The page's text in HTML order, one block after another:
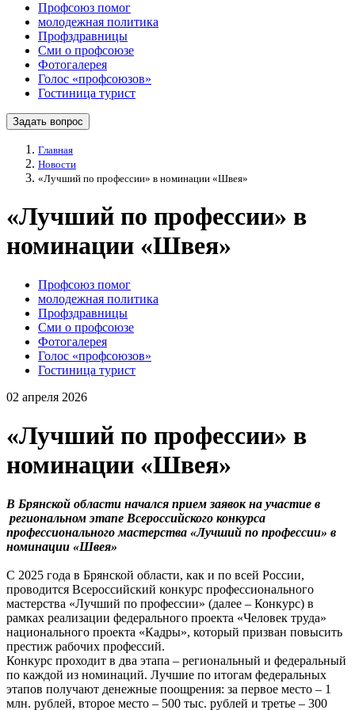
Профсоюз помог
молодежная политика
Профздравницы
Сми о профсоюзе
Фотогалерея
Голос «профсоюзов»
Гостиница турист
Задать вопрос
Главная
Новости
«Лучший по профессии» в номинации «Швея»
«Лучший по профессии» в
номинации «Швея»
Профсоюз помог
молодежная политика
Профздравницы
Сми о профсоюзе
Фотогалерея
Голос «профсоюзов»
Гостиница турист
02 апреля 2026
«Лучший по профессии» в
номинации «Швея»
В Брянской области начался прием заявок на участие в
региональном этапе Всероссийского конкурса
профессионального мастерства «Лучший по профессии» в
номинации «Швея»
С 2025 года в Брянской области, как и по всей России,
проводится Всероссийский конкурс профессионального
мастерства «Лучший по профессии» (далее – Конкурс) в
рамках реализации федерального проекта «Человек труда»
национального проекта «Кадры», который призван повысить
престиж рабочих профессий.
Конкурс проходит в два этапа – региональный и федеральный
по каждой из номинаций. Лучшие по итогам федеральных
этапов получают денежные поощрения: за первое место – 1
млн. рублей, второе место – 500 тыс. рублей и третье – 300